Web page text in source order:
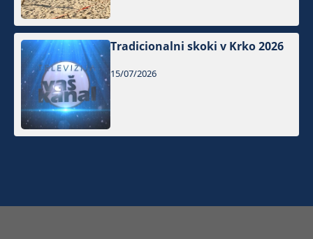
Tradicionalni skoki v Krko 2026
15/07/2026